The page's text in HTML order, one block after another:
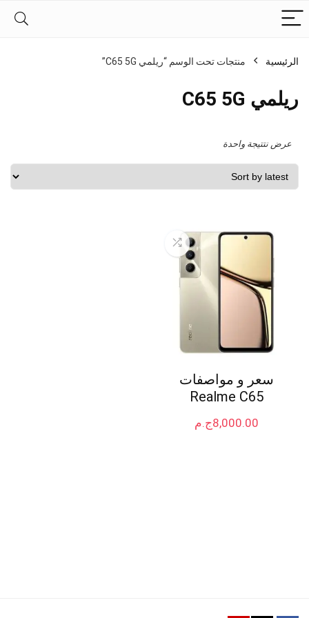
الرئيسية منتجات تحت الوسم “ريلمي C65 5G”
ريلمي C65 5G
عرض نتتيجة واحدة
سعر و مواصفات
Realme C65
ج.م8,000.00